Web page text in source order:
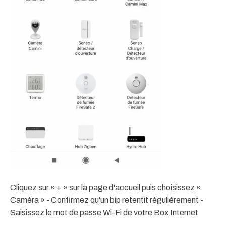
Cliquez sur « + » sur la page d'accueil puis choisissez «
Caméra » - Confirmez qu'un bip retentit régulièrement -
Saisissez le mot de passe Wi-Fi de votre Box Internet